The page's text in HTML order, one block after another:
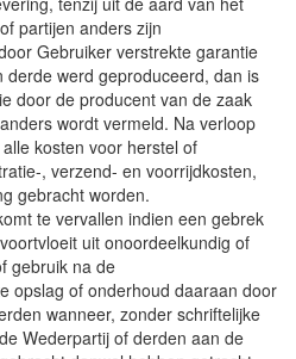
partijen anders zijn
Gebruiker verstrekte garantie
werd geproduceerd, dan is
door de producent van de zaak
wordt vermeld. Na verloop
kosten voor herstel of
, verzend- en voorrijdkosten,
gebracht worden.
te vervallen indien een gebrek
uit onoordeelkundig of
gebruik na de
opslag of onderhoud daaraan door
wanneer, zonder schriftelijke
Wederpartij of derden aan de